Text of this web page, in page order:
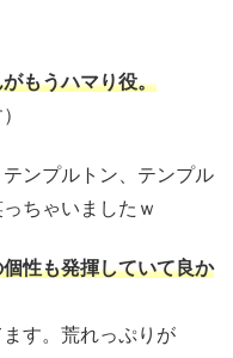
もうハマり役。
ンプルトン、テンプル
ちゃいましたｗ
性も発揮していて良か
す。荒れっぷりが